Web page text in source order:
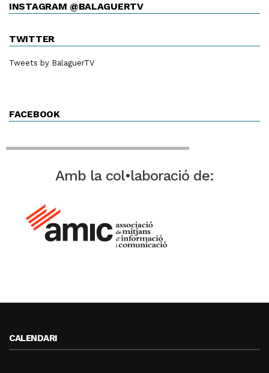
INSTAGRAM @BALAGUERTV
TWITTER
Tweets by BalaguerTV
FACEBOOK
Amb la col•laboració de:
CALENDARI